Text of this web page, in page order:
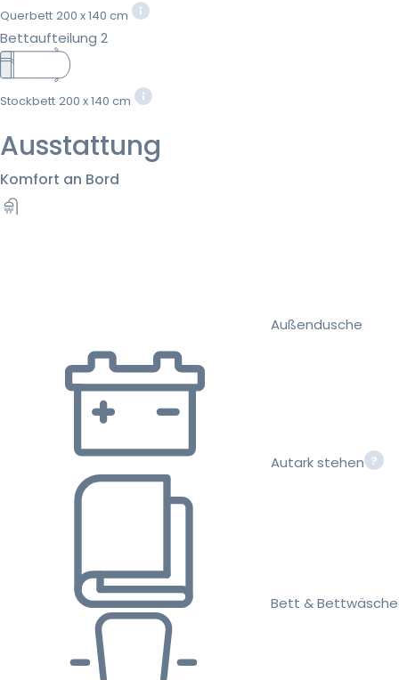
Querbett 200 x 140 cm
Bettaufteilung 2
Stockbett 200 x 140 cm
Ausstattung
Komfort an Bord
Außendusche
Autark stehen
Bett & Bettwäsche